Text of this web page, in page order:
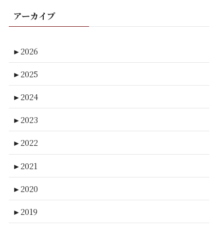
アーカイブ
►2026
►2025
►2024
►2023
►2022
►2021
►2020
►2019